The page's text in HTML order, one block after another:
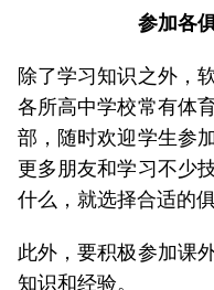
参加各
除了学习知识之外，
各所高中学校常有体
部，随时欢迎学生参
更多朋友和学习不少
什么，就选择合适的俱
此外，要积极参加课
知识和经验。